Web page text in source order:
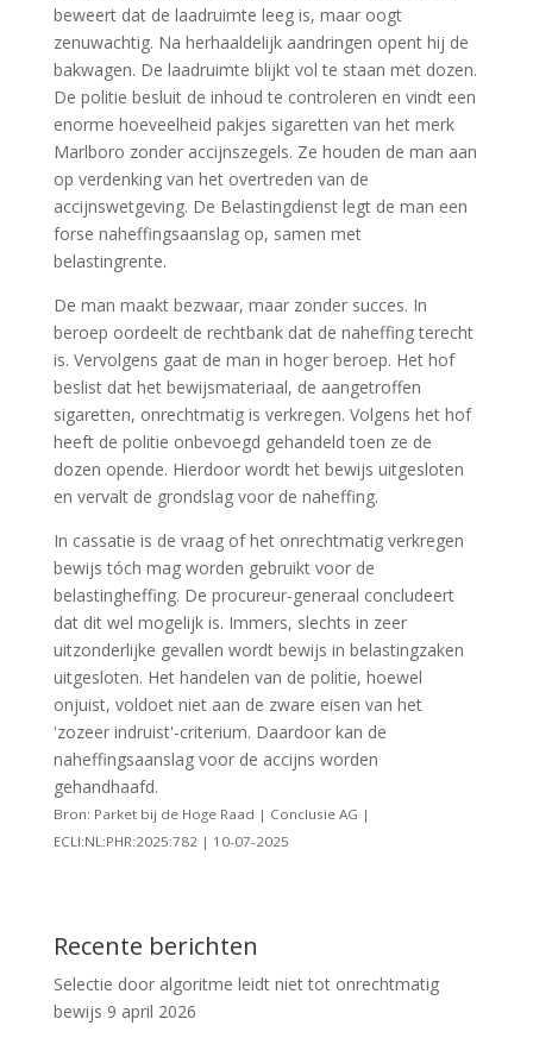
beweert dat de laadruimte leeg is, maar oogt
zenuwachtig. Na herhaaldelijk aandringen opent hij de
bakwagen. De laadruimte blijkt vol te staan met dozen.
De politie besluit de inhoud te controleren en vindt een
enorme hoeveelheid pakjes sigaretten van het merk
Marlboro zonder accijnszegels. Ze houden de man aan
op verdenking van het overtreden van de
accijnswetgeving. De Belastingdienst legt de man een
forse naheffingsaanslag op, samen met
belastingrente.
De man maakt bezwaar, maar zonder succes. In
beroep oordeelt de rechtbank dat de naheffing terecht
is. Vervolgens gaat de man in hoger beroep. Het hof
beslist dat het bewijsmateriaal, de aangetroffen
sigaretten, onrechtmatig is verkregen. Volgens het hof
heeft de politie onbevoegd gehandeld toen ze de
dozen opende. Hierdoor wordt het bewijs uitgesloten
en vervalt de grondslag voor de naheffing.
In cassatie is de vraag of het onrechtmatig verkregen
bewijs tóch mag worden gebruikt voor de
belastingheffing. De procureur-generaal concludeert
dat dit wel mogelijk is. Immers, slechts in zeer
uitzonderlijke gevallen wordt bewijs in belastingzaken
uitgesloten. Het handelen van de politie, hoewel
onjuist, voldoet niet aan de zware eisen van het
'zozeer indruist'-criterium. Daardoor kan de
naheffingsaanslag voor de accijns worden
gehandhaafd.
Bron: Parket bij de Hoge Raad | Conclusie AG |
ECLI:NL:PHR:2025:782 | 10-07-2025
Recente berichten
Selectie door algoritme leidt niet tot onrechtmatig
bewijs 9 april 2026